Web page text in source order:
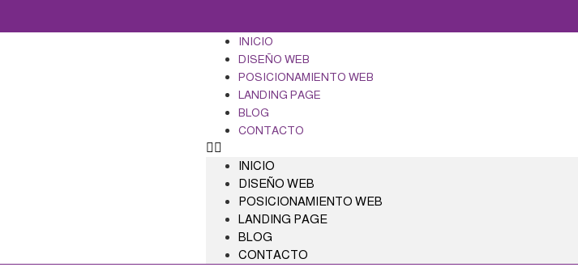
INICIO
DISEÑO WEB
POSICIONAMIENTO WEB
LANDING PAGE
BLOG
CONTACTO
INICIO
DISEÑO WEB
POSICIONAMIENTO WEB
LANDING PAGE
BLOG
CONTACTO